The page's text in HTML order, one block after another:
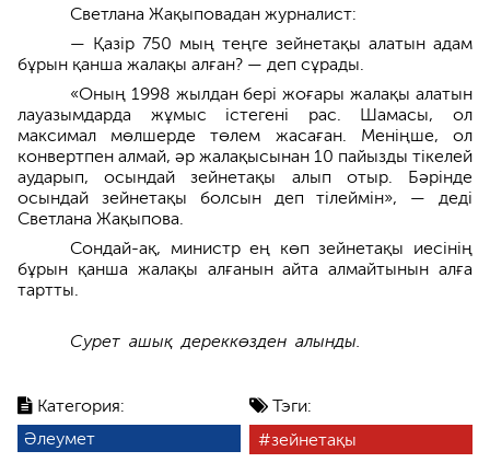
Категория:
Әлеумет
Тэги:
зейнетақы
Светлана Жақыповадан журналист:
— Қазір 750 мың теңге зейнетақы алатын адам
бұрын қанша жалақы алған? — деп сұрады.
«Оның 1998 жылдан бері жоғары жалақы алатын
лауазымдарда жұмыс істегені рас. Шамасы, ол
максимал мөлшерде төлем жасаған. Меніңше, ол
конвертпен алмай, әр жалақысынан 10 пайызды тікелей
аударып, осындай зейнетақы алып отыр. Бәрінде
осындай зейнетақы болсын деп тілеймін», — деді
Светлана Жақыпова.
Сондай-ақ, министр ең көп зейнетақы иесінің
бұрын қанша жалақы алғанын айта алмайтынын алға
тартты.
Сурет ашық дереккөзден алынды.